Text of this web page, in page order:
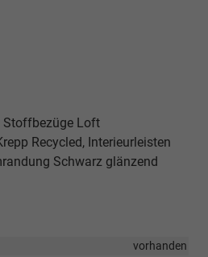
Stoffbezüge Loft
Recycled, Interieurleisten
Schwarz glänzend
vorhanden